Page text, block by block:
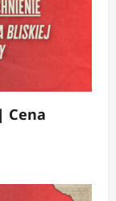
Cena